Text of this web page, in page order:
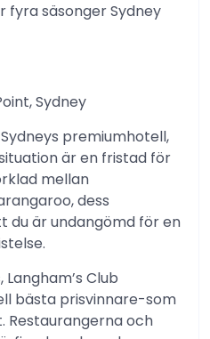
fyra säsonger Sydney
Sydney
premiumhotell,
är en fristad för
mellan
dess
du är undangömd för en
Club
bästa prisvinnare-som
Restaurangerna och